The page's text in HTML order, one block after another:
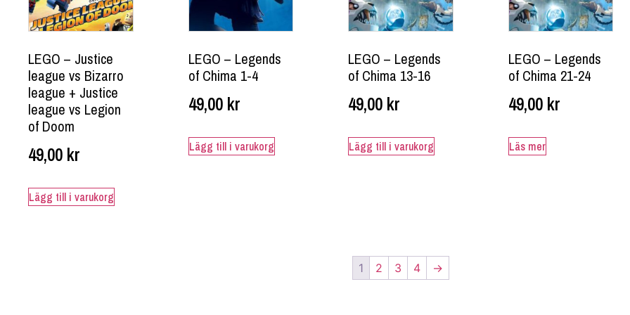
LEGO – Justice
league vs Bizarro
league + Justice
league vs Legion
of Doom
49,00 kr
Lägg till i varukorg
LEGO – Legends
of Chima 1-4
49,00 kr
Lägg till i varukorg
LEGO – Legends
of Chima 13-16
49,00 kr
Lägg till i varukorg
LEGO – Legends
of Chima 21-24
49,00 kr
Läs mer
1 2 3 4 →